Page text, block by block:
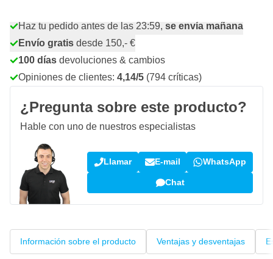
Haz tu pedido antes de las 23:59, se envía mañana
Envío gratis desde 150,- €
100 días devoluciones & cambios
Opiniones de clientes: 4,14/5 (794 críticas)
¿Pregunta sobre este producto?
Hable con uno de nuestros especialistas
Llamar E-mail WhatsApp
Chat
Información sobre el producto Ventajas y desventajas